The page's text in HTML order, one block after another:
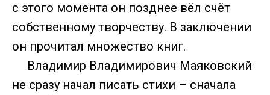
с этого момента он позднее вёл счёт
собственному творчеству. В заключении
он прочитал множество книг.
Владимир Владимирович Маяковский
не сразу начал писать стихи – сначала